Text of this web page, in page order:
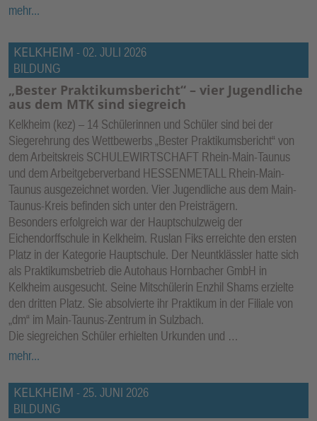
mehr...
KELKHEIM - 02. JULI 2026
BILDUNG
„Bester Praktikumsbericht“ – vier Jugendliche
aus dem MTK sind siegreich
Kelkheim (kez) – 14 Schülerinnen und Schüler sind bei der
Siegerehrung des Wettbewerbs „Bester Praktikumsbericht“ von
dem Arbeitskreis SCHULEWIRTSCHAFT Rhein-Main-Taunus
und dem Arbeitgeberverband HESSENMETALL Rhein-Main-
Taunus ausgezeichnet worden. Vier Jugendliche aus dem Main-
Taunus-Kreis befinden sich unter den Preisträgern.
Besonders erfolgreich war der Hauptschulzweig der
Eichendorffschule in Kelkheim. Ruslan Fiks erreichte den ersten
Platz in der Kategorie Hauptschule. Der Neuntklässler hatte sich
als Praktikumsbetrieb die Autohaus Hornbacher GmbH in
Kelkheim ausgesucht. Seine Mitschülerin Enzhil Shams erzielte
den dritten Platz. Sie absolvierte ihr Praktikum in der Filiale von
„dm“ im Main-Taunus-Zentrum in Sulzbach.
Die siegreichen Schüler erhielten Urkunden und …
mehr...
KELKHEIM - 25. JUNI 2026
BILDUNG